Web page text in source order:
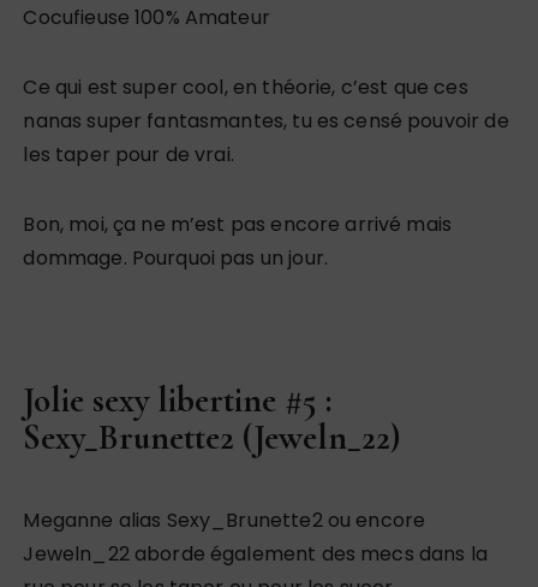
Cocufieuse 100% Amateur
Ce qui est super cool, en théorie, c’est que ces
nanas super fantasmantes, tu es censé pouvoir de
les taper pour de vrai.
Bon, moi, ça ne m’est pas encore arrivé mais
dommage. Pourquoi pas un jour.
Jolie sexy libertine #5 :
Sexy_Brunette2 (Jeweln_22)
Meganne alias Sexy_Brunette2 ou encore
Jeweln_22 aborde également des mecs dans la